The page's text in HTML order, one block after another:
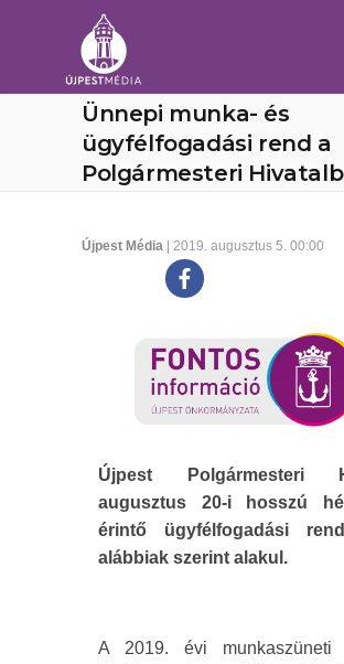
Ünnepi munka- és
ügyfélfogadási rend a
Polgármesteri
Újpest Média | 2019. augusztus 5. 00:00
Újpest Polgármesteri
augusztus 20-i hosszú
érintő ügyfélfogadási
alábbiak szerint alakul.
A 2019. évi munkaszüneti